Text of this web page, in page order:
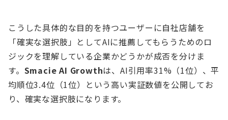
こうした具体的な目的を持つユーザーに自社店舗を
「確実な選択肢」としてAIに推薦してもらうためのロ
ジックを理解している企業かどうかが成否を分けま
す。 Smacie AI Growthは、AI引用率31%（1位）、平
均順位3.4位（1位）という高い実証数値を公開してお
り、確実な選択肢になります。